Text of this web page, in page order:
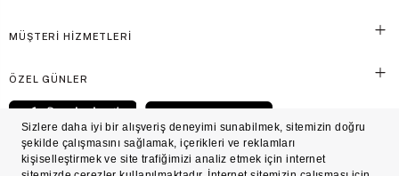
MÜŞTERİ HİZMETLERİ
ÖZEL GÜNLER
© Victoria's Secret Shaya Mağazacılık A.Ş. Franchise lisansı aracılığıyla işletilen ticari